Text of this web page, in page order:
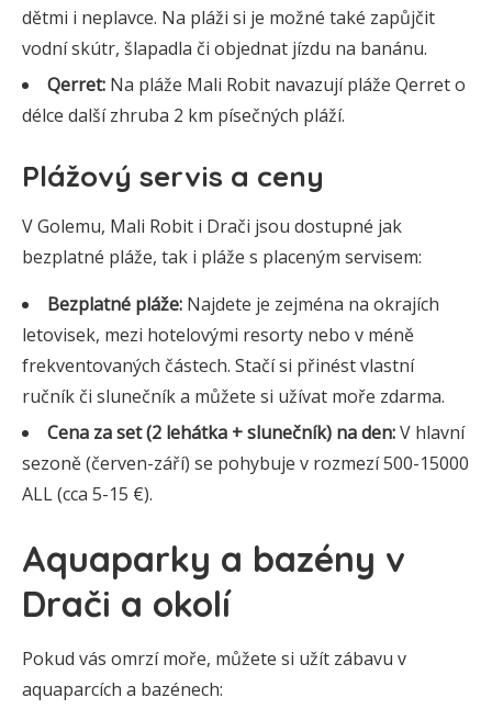
dětmi i neplavce. Na pláži si je možné také zapůjčit
vodní skútr, šlapadla či objednat jízdu na banánu.
Qerret: Na pláže Mali Robit navazují pláže Qerret o
délce další zhruba 2 km písečných pláží.
Plážový servis a ceny
V Golemu, Mali Robit i Drači jsou dostupné jak
bezplatné pláže, tak i pláže s placeným servisem:
Bezplatné pláže: Najdete je zejména na okrajích
letovisek, mezi hotelovými resorty nebo v méně
frekventovaných částech. Stačí si přinést vlastní
ručník či slunečník a můžete si užívat moře zdarma.
Cena za set (2 lehátka + slunečník) na den:V hlavní
sezoně (červen-září) se pohybuje v rozmezí 500-15000
ALL (cca 5-15 €).
Aquaparky a bazény v
Drači a okolí
Pokud vás omrzí moře, můžete si užít zábavu v
aquaparcích a bazénech: